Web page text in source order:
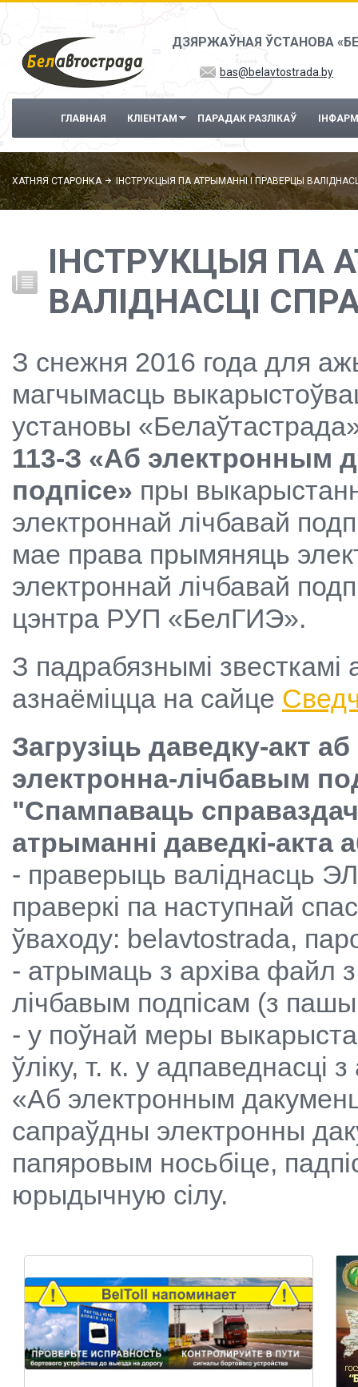
Перайсці да асноўнага змесціва
ДЗЯРЖАЎНАЯ ЎСТАНОВА
bas@belavtostrada.by
ГЛАВНАЯ КЛІЕНТАМ ПАРАДАК РАЗЛІКАЎ
ХАТНЯЯ СТАРОНКА ІНСТРУКЦЫЯ ПА АТРЫМАННІ І ПРАВЕРЦЫ
ІНСТРУКЦЫЯ ПА
ВАЛІДНАСЦІ
З снежня 2016 года для
магчымасць
установы
113-З «Аб электронным
подпісе» пры
электроннай лічбавай
мае права прымяняць
электроннай лічбавай
цэнтра РУП «БелГИЭ».
З падрабязнымі
азнаёміцца на сайце
Загрузіць даведку-акт
электронна-лічбавым
"Спампаваць
атрыманні даведкі-акта
- праверыць валіднасць
праверкі па наступнай
ўваходу: belavtostrada,
- атрымаць з архіва файл
лічбавым подпісам (з
- у поўнай меры
ўліку, т. к. у
«Аб электронным
сапраўдны электронны
папяровым носьбіце,
юрыдычную сілу.